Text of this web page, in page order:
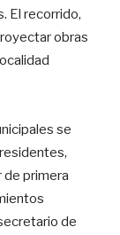
El recorrido,
obras
se
primera
de